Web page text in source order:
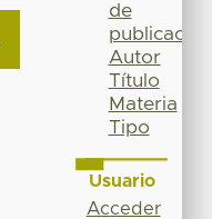
de
publicación
Autor
Título
Materia
Tipo
Usuario
Acceder